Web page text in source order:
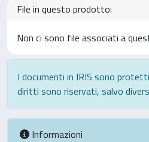
File in questo prodotto:
Non ci sono file associati a
I documenti in IRIS sono
diritti sono riservati, salvo
Informazioni